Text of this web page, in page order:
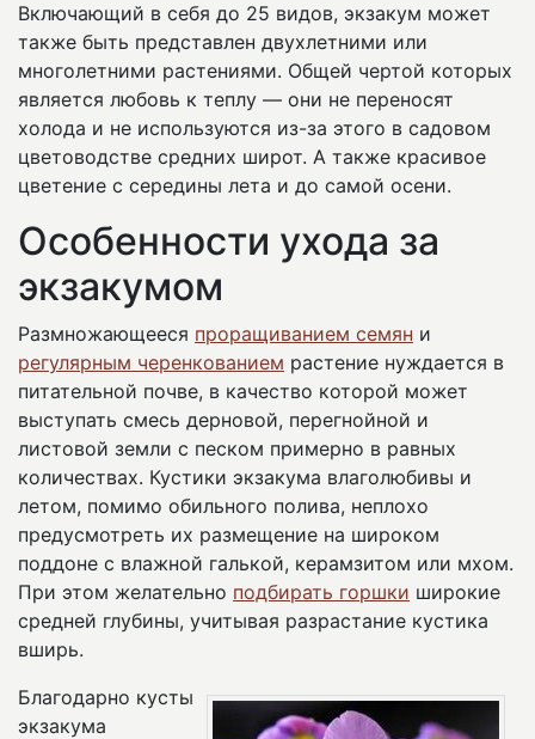
Включающий в себя до 25 видов, экзакум может
также быть представлен двухлетними или
многолетними растениями. Общей чертой которых
является любовь к теплу — они не переносят
холода и не используются из-за этого в садовом
цветоводстве средних широт. А также красивое
цветение с середины лета и до самой осени.
Особенности ухода за
экзакумом
Размножающееся проращиванием семян и
регулярным черенкованием растение нуждается в
питательной почве, в качество которой может
выступать смесь дерновой, перегнойной и
листовой земли с песком примерно в равных
количествах. Кустики экзакума влаголюбивы и
летом, помимо обильного полива, неплохо
предусмотреть их размещение на широком
поддоне с влажной галькой, керамзитом или мхом.
При этом желательно подбирать горшки широкие
средней глубины, учитывая разрастание кустика
вширь.
Благодарно кусты
экзакума